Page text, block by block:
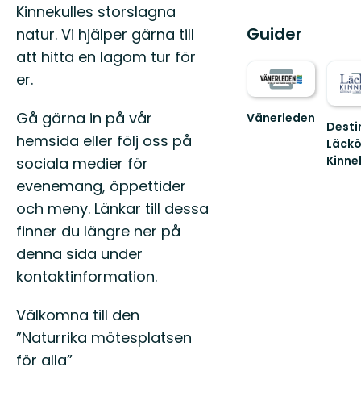
Kinnekulles storslagna
natur. Vi hjälper gärna till
att hitta en lagom tur för
er.
Gå gärna in på vår
hemsida eller följ oss på
sociala medier för
evenemang, öppettider
och meny. Länkar till dessa
finner du längre ner på
denna sida under
kontaktinformation.
Välkomna till den
”Naturrika mötesplatsen
för alla”
Guider
Vänerleden